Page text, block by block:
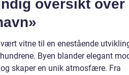
oversikt over
vitne til en enestående
Byen blander elegant
skaper en unik atmosfære. Fra